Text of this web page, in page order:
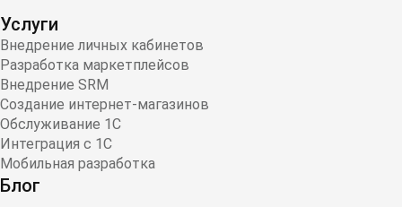
Услуги
Внедрение личных кабинетов
Разработка маркетплейсов
Внедрение SRM
Создание интернет-магазинов
Обслуживание 1С
Интеграция с 1С
Мобильная разработка
Блог